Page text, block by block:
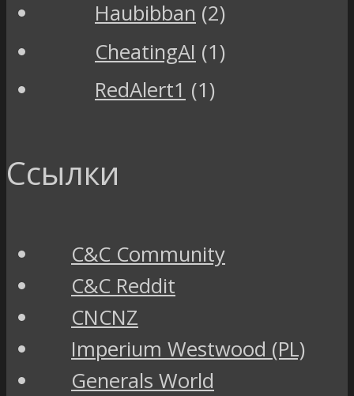
Haubibban (2)
CheatingAI (1)
RedAlert1 (1)
Ссылки
C&C Community
C&C Reddit
CNCNZ
Imperium Westwood (PL)
Generals World